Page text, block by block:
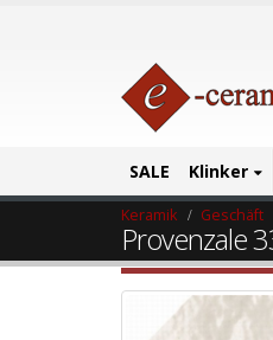
SALE Klinker
Keramik Geschäft
Provenzale